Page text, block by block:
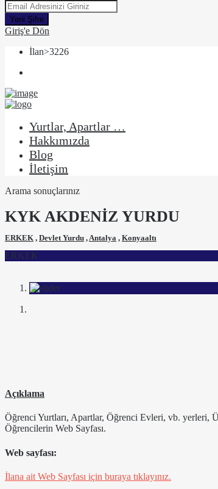
Yeni Şifre
Giriş'e Dön
İlan>3226
Yurtlar, Apartlar …
Hakkımızda
Blog
İletişim
Arama sonuçlarınız
KYK AKDENİZ YURDU
ERKEK , Devlet Yurdu , Antalya , Konyaaltı
ERKEK
Açıklama
Öğrenci Yurtları, Apartlar, Öğrenci Evleri, vb. yerleri,
Öğrencilerin Web Sayfası.
Web sayfası:
İlana ait Web Sayfası için buraya tıklayınız.